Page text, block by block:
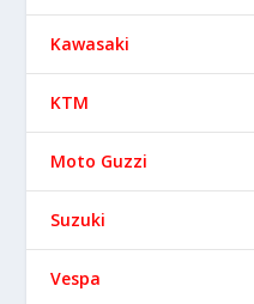
Kawasaki
KTM
Moto Guzzi
Suzuki
Vespa